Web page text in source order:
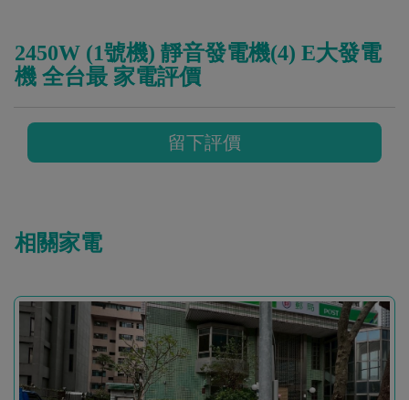
2450W (1號機) 靜音發電機(4) E大發電
機 全台最 家電評價
留下評價
相關家電